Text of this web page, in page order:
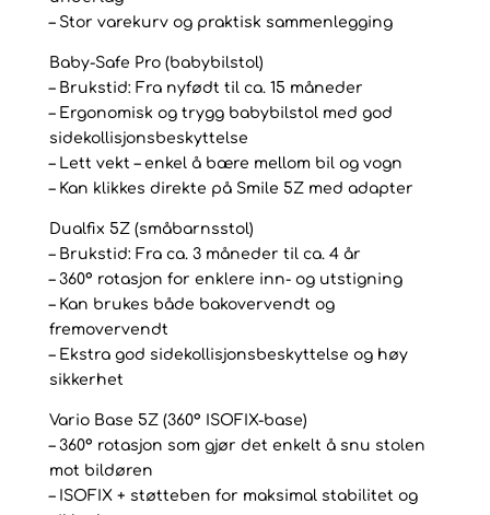
– Stor varekurv og praktisk sammenlegging
Baby-Safe Pro (babybilstol)
– Brukstid: Fra nyfødt til ca. 15 måneder
– Ergonomisk og trygg babybilstol med god
sidekollisjonsbeskyttelse
– Lett vekt – enkel å bære mellom bil og vogn
– Kan klikkes direkte på Smile 5Z med adapter
Dualfix 5Z (småbarnsstol)
– Brukstid: Fra ca. 3 måneder til ca. 4 år
– 360° rotasjon for enklere inn- og utstigning
– Kan brukes både bakovervendt og
fremovervendt
– Ekstra god sidekollisjonsbeskyttelse og høy
sikkerhet
Vario Base 5Z (360° ISOFIX-base)
– 360° rotasjon som gjør det enkelt å snu stolen
mot bildøren
– ISOFIX + støtteben for maksimal stabilitet og